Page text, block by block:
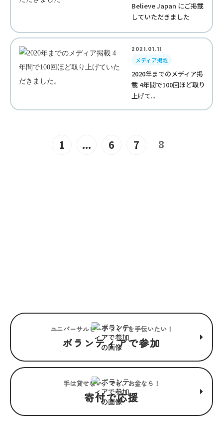
Believe Japan にご掲載
していただきました
2021.01.11
メディア掲載
2020年までのメディア掲
載 4年間で100回ほど取り
上げて...
1 ... 6 7 8
ユニバーサルビーチつくりを手伝いたい！
ボランティアで参加
手は貸せない。でも、お金なら！
寄付で応援